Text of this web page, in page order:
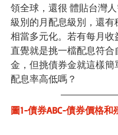
領全球，還很 體貼台灣
級別的月配息級別，還有
相當多元化。若有每月收
直覺就是挑一檔配息符合
金，但挑債券金就這樣簡
配息率高低嗎？
圖1-債券ABC-債券價格